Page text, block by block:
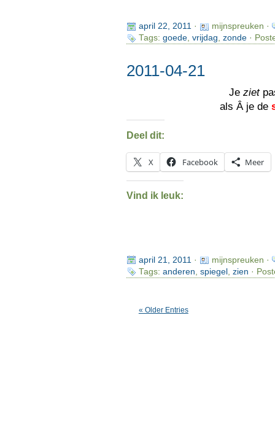
april 22, 2011·
mijnspreuken ·
Tags: goede, vrijdag, zonde·
2011-04-21
Jeziet
als Â je de
Deel dit:
X Facebook Meer
Vind ik leuk:
april 21, 2011 ·
mijnspreuken ·
Tags: anderen spiegel zien ·
« Older Entries